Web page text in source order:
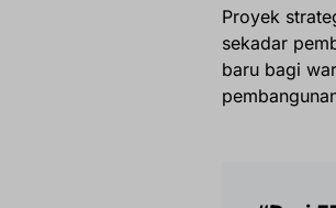
Proyek
sekadar
baru bagi